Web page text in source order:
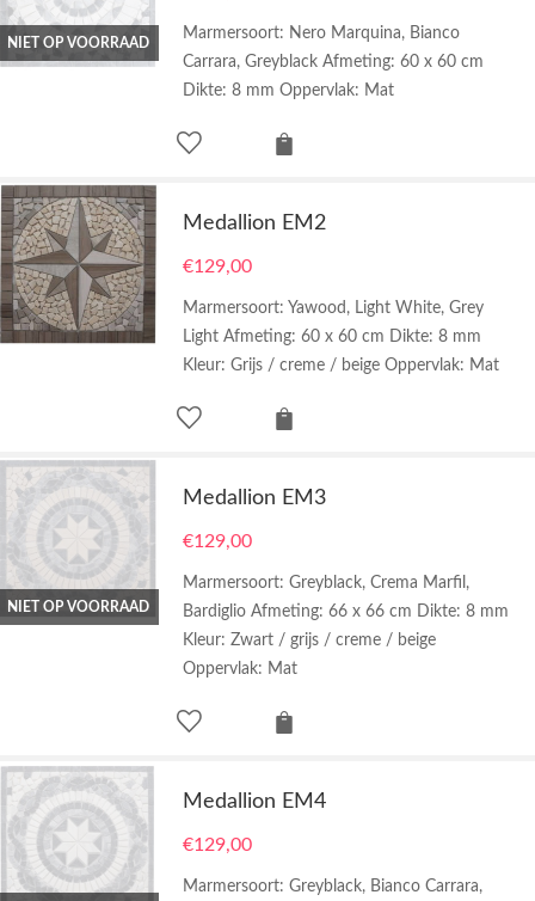
NIET OP VOORRAAD
Marmersoort: Nero Marquina, Bianco
Carrara, Greyblack Afmeting: 60 x 60 cm
Dikte: 8 mm Oppervlak: Mat
Medallion EM2
€129,00
Marmersoort: Yawood, Light White, Grey
Light Afmeting: 60 x 60 cm Dikte: 8 mm
Kleur: Grijs / creme / beige Oppervlak: Mat
NIET OP VOORRAAD
Medallion EM3
€129,00
Marmersoort: Greyblack, Crema Marfil,
Bardiglio Afmeting: 66 x 66 cm Dikte: 8 mm
Kleur: Zwart / grijs / creme / beige
Oppervlak: Mat
Medallion EM4
€129,00
Marmersoort: Greyblack, Bianco Carrara,